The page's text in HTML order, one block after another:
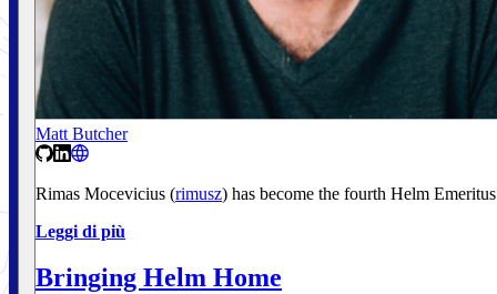
Matt Butcher
Rimas Mocevicius (rimusz) has become the fourth Helm
Leggi di più
Bringing Helm Home